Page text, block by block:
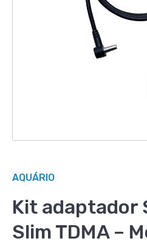
AQUÁRIO
Kit adaptador
Slim TDMA –